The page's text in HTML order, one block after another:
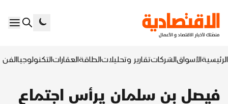
الرئيسيةالأسواقالشركاتتقارير وتحليلاتالطاقةالعقاراتالتكنولوجياالفن
فيصل بن سلمان يرأس اجتماع